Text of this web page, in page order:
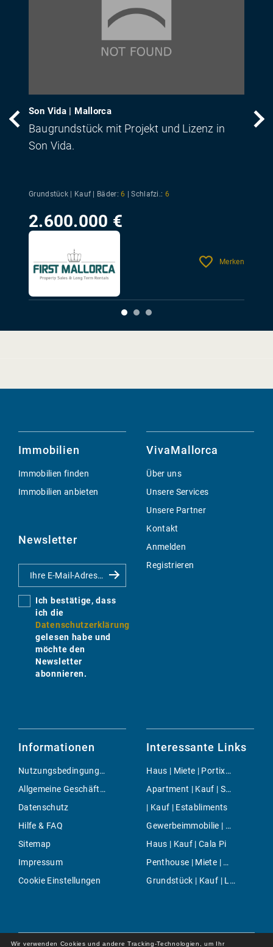
Son Vida | Mallorca
Baugrundstück mit Projekt und Lizenz in
Son Vida.
Grundstück | Kauf | Bäder: 6 |Schlafzi.: 6
2.600.000 €
Merken
Immobilien
Immobilien finden
Immobilien anbieten
Newsletter
Ich bestätige, dass
ich die
Datenschutzerklärung
gelesen habe und
möchte den
Newsletter
abonnieren.
VivaMallorca
Über uns
Unsere Services
Unsere Partner
Kontakt
Anmelden
Registrieren
Informationen
Nutzungsbedingungen
Allgemeine Geschäftsbedingungen
Datenschutz
Hilfe & FAQ
Sitemap
Impressum
Cookie Einstellungen
Interessante Links
Haus | Miete | Portixol & Molinar
Apartment | Kauf | Son Dameto
| Kauf | Establiments
Gewerbeimmobilie | Miete | Sa Coma
Haus | Kauf | Cala Pi
Penthouse | Miete | Marratxi
Grundstück | Kauf | Llombards
Wir verwenden Cookies und andere Tracking-Technologien, um Ihr